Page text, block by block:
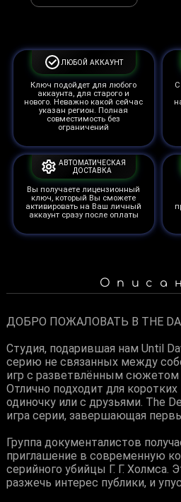
ЛЮБОЙ АККАУНТ
Ключ подойдет для любого
аккаунта, для старого и
нового. Неважно какой сейчас
указан регион. Полная
совместимость без
ограничений
АВТОМАТИЧЕСКАЯ
ДОСТАВКА
Вы получаете лицензионный
ключ, который Вы сможете
активировать на Ваш личный
аккаунт сразу после оплаты
ДОБРО ПОЖАЛОВАТЬ В THE
Студия, подарившая нам Until
серию не связанных между
игр с разветвлённым
Отлично подходит для
одиночку или с друзьями. The
игра серии, завершающая
Группа документалистов
приглашение в современную
серийного убийцы Г. Г. Холмса.
разжечь интерес публики, и